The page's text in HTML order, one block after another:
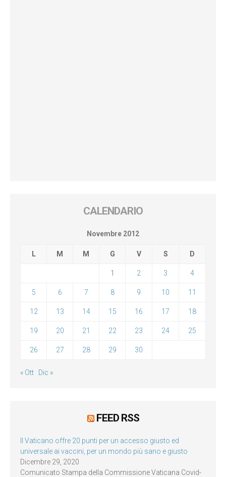
CALENDARIO
Novembre 2012
L M M G V S D
1 2 3 4
5 6 7 8 9 10 11
12 13 14 15 16 17 18
19 20 21 22 23 24 25
26 27 28 29 30
« Ott Dic »
FEED RSS
Il Vaticano offre 20 punti per un accesso giusto ed
universale ai vaccini, per un mondo più sano e giusto
Dicembre 29, 2020
Comunicato Stampa della Commissione Vaticana Covid-